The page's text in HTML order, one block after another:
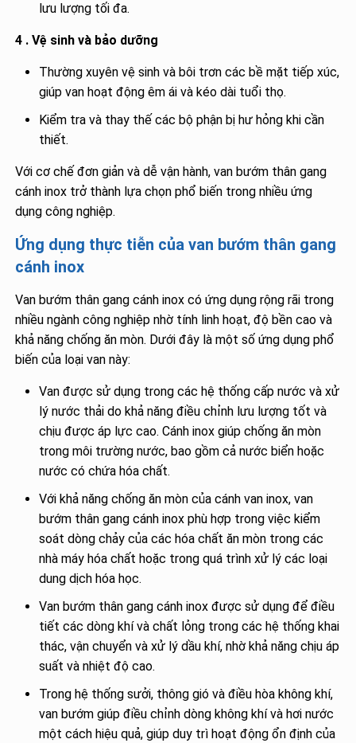
lưu lượng tối đa.
4 . Vệ sinh và bảo dưỡng
Thường xuyên vệ sinh và bôi trơn các bề mặt tiếp xúc,
giúp van hoạt động êm ái và kéo dài tuổi thọ.
Kiểm tra và thay thế các bộ phận bị hư hỏng khi cần
thiết.
Với cơ chế đơn giản và dễ vận hành, van bướm thân gang
cánh inox trở thành lựa chọn phổ biến trong nhiều ứng
dụng công nghiệp.
Ứng dụng thực tiễn của van bướm thân gang
cánh inox
Van bướm thân gang cánh inox có ứng dụng rộng rãi trong
nhiều ngành công nghiệp nhờ tính linh hoạt, độ bền cao và
khả năng chống ăn mòn. Dưới đây là một số ứng dụng phổ
biến của loại van này:
Van được sử dụng trong các hệ thống cấp nước và xử
lý nước thải do khả năng điều chỉnh lưu lượng tốt và
chịu được áp lực cao. Cánh inox giúp chống ăn mòn
trong môi trường nước, bao gồm cả nước biển hoặc
nước có chứa hóa chất.
Với khả năng chống ăn mòn của cánh van inox, van
bướm thân gang cánh inox phù hợp trong việc kiểm
soát dòng chảy của các hóa chất ăn mòn trong các
nhà máy hóa chất hoặc trong quá trình xử lý các loại
dung dịch hóa học.
Van bướm thân gang cánh inox được sử dụng để điều
tiết các dòng khí và chất lỏng trong các hệ thống khai
thác, vận chuyển và xử lý dầu khí, nhờ khả năng chịu áp
suất và nhiệt độ cao.
Trong hệ thống sưởi, thông gió và điều hòa không khí,
van bướm giúp điều chỉnh dòng không khí và hơi nước
một cách hiệu quả, giúp duy trì hoạt động ổn định của